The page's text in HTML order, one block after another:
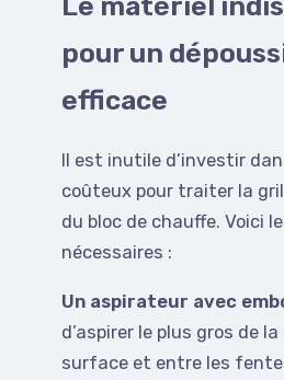
pour un
efficace
Il est inutile d’investir
coûteux pour traiter la
du bloc de chauffe. Voici
nécessaires :
Un aspirateur avec
d’aspirer le plus gros de
surface et entre les